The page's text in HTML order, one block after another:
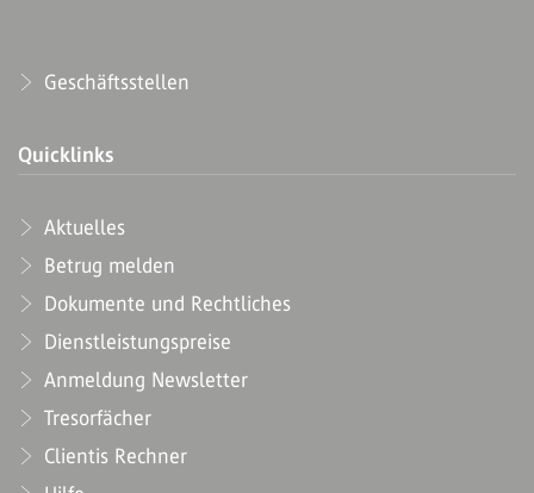
Geschäftsstellen
Quicklinks
Aktuelles
Betrug melden
Dokumente und Rechtliches
Dienstleistungspreise
Anmeldung Newsletter
Tresorfächer
Clientis Rechner